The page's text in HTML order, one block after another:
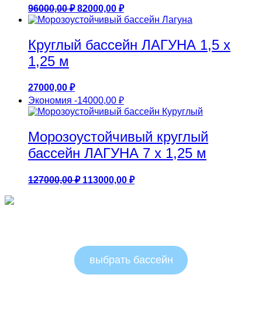
96000,00₽ Первоначальная
цена
составляла
96000,00 ₽.
82000,00 ₽Текущая
цена:
Круглый бассейн ЛАГУНА 1,5 х
1,25 м
27000,00 ₽
Экономия -14000,00 ₽
Морозоустойчивый круглый
бассейн ЛАГУНА 7 х 1,25 м
127000,00₽ Первоначальная
113000,00 ₽Текущая
выбрать бассейн